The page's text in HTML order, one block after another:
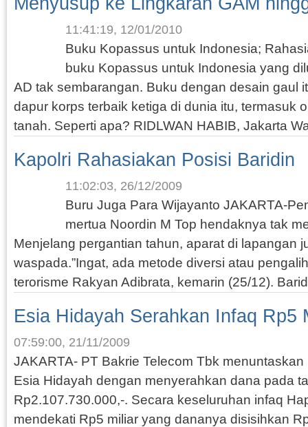
11:41:19, 12/01/2010
Buku Kopassus untuk Indonesia;
buku Kopassus untuk Indonesia yang
AD tak sembarangan. Buku dengan desain gaul
dapur korps terbaik ketiga di dunia itu, termasuk
tanah. Seperti apa? RIDLWAN HABIB, Jakarta
Kapolri Rahasiakan Posisi Baridin
11:02:03, 26/12/2009
Buru Juga Para Wijayanto JAKARTA-
mertua Noordin M Top hendaknya tak
Menjelang pergantian tahun, aparat di lapangan
waspada.”Ingat, ada metode diversi atau
terorisme Rakyan Adibrata, kemarin (25/12).
Esia Hidayah Serahkan Infaq Rp5
07:59:00, 21/11/2009
JAKARTA- PT Bakrie Telecom Tbk
Esia Hidayah dengan menyerahkan dana pada
Rp2.107.730.000,-. Secara keseluruhan infaq
mendekati Rp5 miliar yang dananya disisihkan